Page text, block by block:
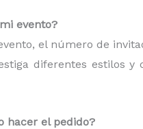
evento?
el número de
diferentes estilos
hacer el pedido?